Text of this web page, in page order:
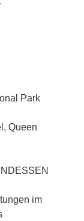
Park
Queen
im